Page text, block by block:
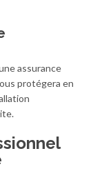
assurance
protégera en